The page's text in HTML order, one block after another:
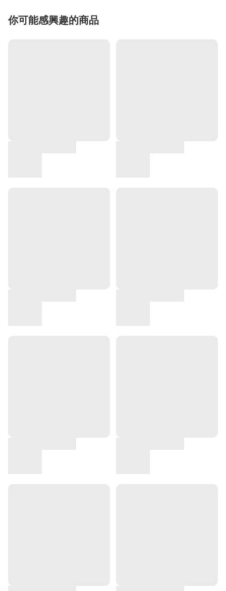
你可能感興趣的商品